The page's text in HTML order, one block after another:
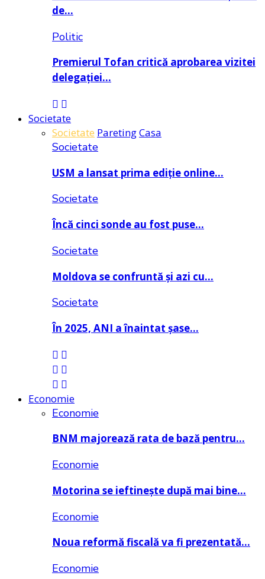
de…
Politic
Premierul Tofan critică aprobarea vizitei
delegației…
Societate
Societate ParetingCasa
Societate
USM a lansat prima ediție online…
Societate
Încă cinci sonde au fost puse…
Societate
Moldova se confruntă și azi cu…
Societate
În 2025, ANI a înaintat șase…
Economie
Economie
BNM majorează rata de bază pentru…
Economie
Motorina se ieftinește după mai bine…
Economie
Noua reformă fiscală va fi prezentată…
Economie